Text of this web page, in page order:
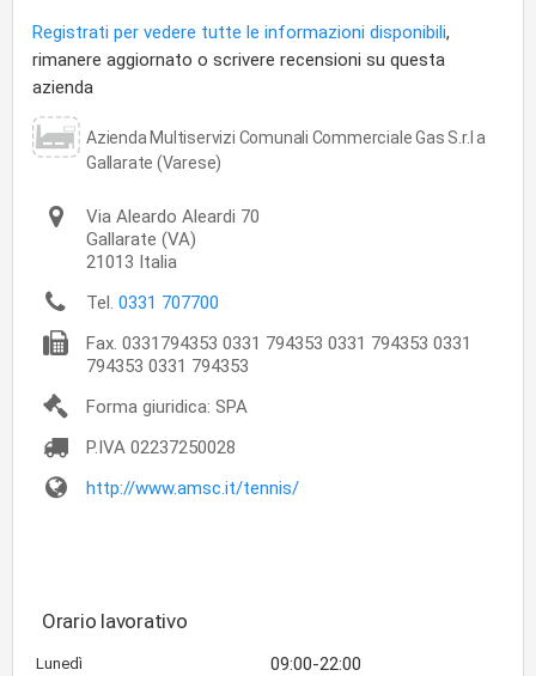
Registrati per vedere tutte le informazioni disponibili,
rimanere aggiornato o scrivere recensioni su questa
azienda
Azienda Multiservizi Comunali Commerciale Gas S.r.l a
Gallarate (Varese)
Via Aleardo Aleardi 70
Gallarate (VA)
21013 Italia
Tel. 0331 707700
Fax. 0331794353 0331 794353 0331 794353 0331
794353 0331 794353
Forma giuridica: SPA
P.IVA 02237250028
http://www.amsc.it/tennis/
Orario lavorativo
Lunedì 09:00-22:00